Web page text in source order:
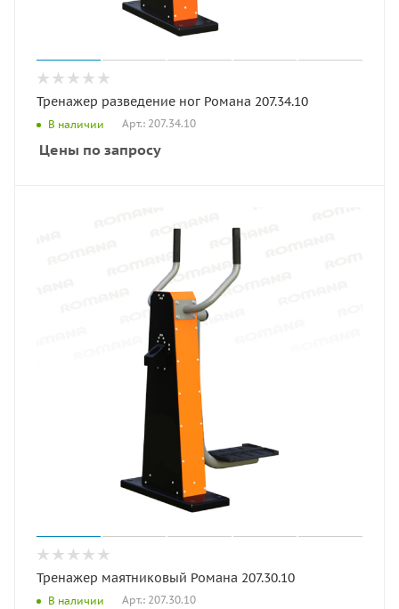
Тренажер разведение ног Романа 207.34.10
В наличии Арт.: 207.34.10
Цены по запросу
Тренажер маятниковый Романа 207.30.10
В наличии Арт.: 207.30.10